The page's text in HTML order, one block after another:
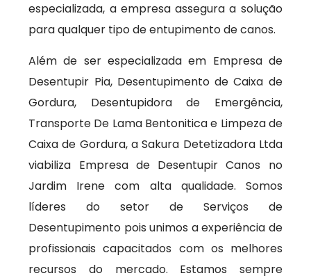
especializada, a empresa assegura a solução
para qualquer tipo de entupimento de canos.
Além de ser especializada em Empresa de
Desentupir Pia, Desentupimento de Caixa de
Gordura, Desentupidora de Emergência,
Transporte De Lama Bentonitica e Limpeza de
Caixa de Gordura, a Sakura Detetizadora Ltda
viabiliza Empresa de Desentupir Canos no
Jardim Irene com alta qualidade. Somos
líderes do setor de Serviços de
Desentupimento pois unimos a experiência de
profissionais capacitados com os melhores
recursos do mercado. Estamos sempre